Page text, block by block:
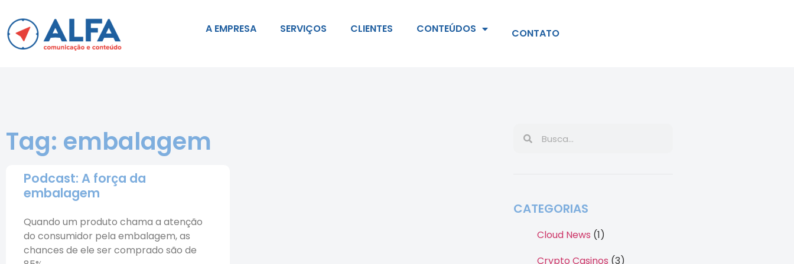
A EMPRESA SERVIÇOS CLIENTES CONTEÚDOS CONTATO
Tag: embalagem
Podcast: A força da
embalagem
Quando um produto chama a atenção
do consumidor pela embalagem, as
chances de ele ser comprado são de
CATEGORIAS
Cloud News (1)
Crypto Casinos (3)